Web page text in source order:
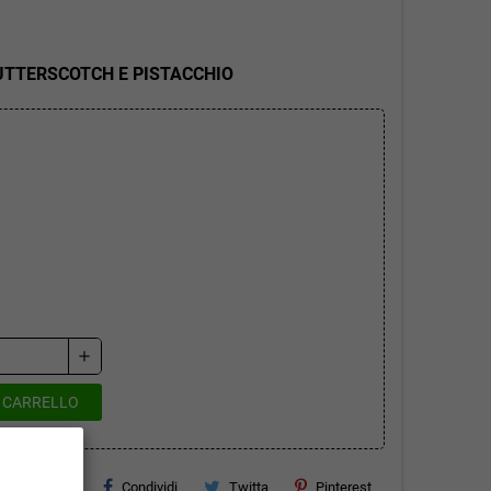
E PISTACCHIO
add
Condividi Twitta Pinterest